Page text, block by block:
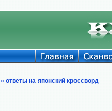
» ответы на японский кроссворд